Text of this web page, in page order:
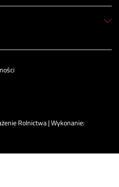
Rolnictwa | Wykonanie: